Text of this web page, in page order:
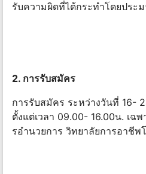
รับความผิดที่ได้กระทําโดยประ
2. การรับสมัคร
การรับสมัคร ระหว่างวันที่ 16-
ตั้งแต่เวลา 09.00- 16.00น. เฉ
รอํานวยการ วิทยาลัยการอาชีพ